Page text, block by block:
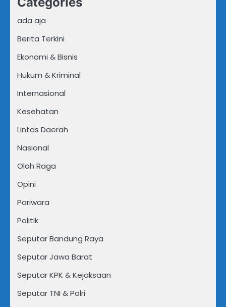
ada aja
Berita Terkini
Ekonomi & Bisnis
Hukum & Kriminal
Internasional
Kesehatan
Lintas Daerah
Nasional
Olah Raga
Opini
Pariwara
Politik
Seputar Bandung Raya
Seputar Jawa Barat
Seputar KPK & Kejaksaan
Seputar TNI & Polri